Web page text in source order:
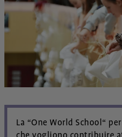
La “One World School“